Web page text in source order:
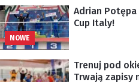
NOWE
Adrian
Cup Italy!
Trenuj pod
Trwają zapisy